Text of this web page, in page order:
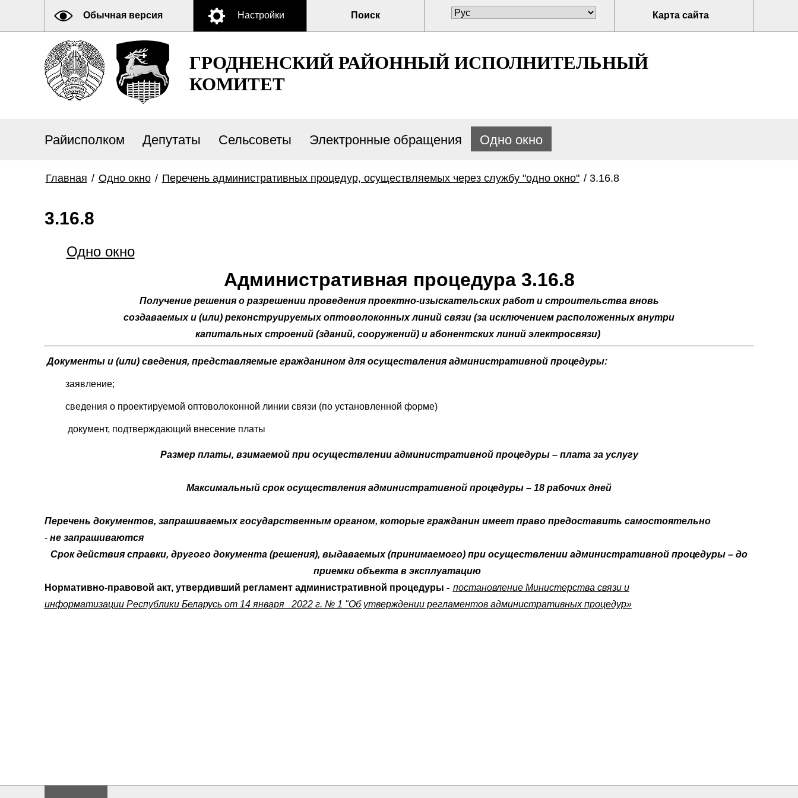
Обычная версия Настройки Поиск Карта сайта
ГРОДНЕНСКИЙ РАЙОННЫЙ ИСПОЛНИТЕЛЬНЫЙ
КОМИТЕТ
Райисполком Депутаты Сельсоветы Электронные обращения Одно окно
Главная / Одно окно / Перечень административных процедур, осуществляемых через службу "одно окно" / 3.16.8
3.16.8
Одно окно
Административная процедура 3.16.8
Получение решения о разрешении проведения проектно-изыскательских работ и строительства вновь
создаваемых и (или) реконструируемых оптоволоконных линий связи (за исключением расположенных внутри
капитальных строений (зданий, сооружений) и абонентских линий электросвязи)
Документы и (или) сведения, представляемые гражданином для осуществления административной процедуры:
заявление;
сведения о проектируемой оптоволоконной линии связи (по установленной форме)
документ, подтверждающий внесение платы
Размер платы, взимаемой при осуществлении административной процедуры – плата за услугу
Максимальный срок осуществления административной процедуры – 18 рабочих дней
Перечень документов, запрашиваемых государственным органом, которые гражданин имеет право предоставить самостоятельно
- не запрашиваются
Срок действия справки, другого документа (решения), выдаваемых (принимаемого) при осуществлении административной процедуры – до
приемки объекта в эксплуатацию
Нормативно-правовой акт, утвердивший регламент административной процедуры - постановление Министерства связи и
информатизации Республики Беларусь от 14 января 2022 г. № 1 "Об утверждении регламентов административных процедур»